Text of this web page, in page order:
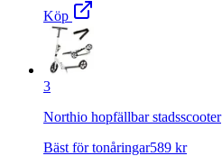
Köp
3
Northio hopfällbar stadsscooter
Bäst för tonåringar589 kr